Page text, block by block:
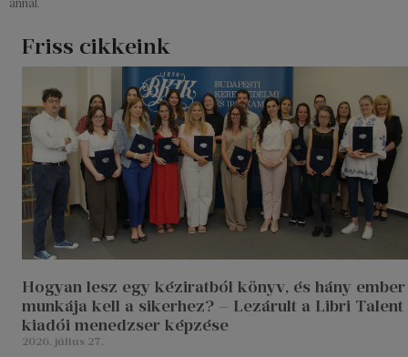
annál.
Friss cikkeink
Hogyan lesz egy kéziratból könyv, és hány ember
munkája kell a sikerhez? – Lezárult a Libri Talent
kiadói menedzser képzése
2026. július 27.